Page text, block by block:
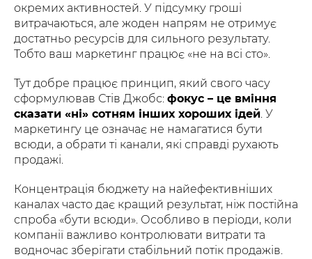
окремих активностей. У підсумку гроші
витрачаються, але жоден напрям не отримує
достатньо ресурсів для сильного результату.
Тобто ваш маркетинг працює «не на всі сто».
Тут добре працює принцип, який свого часу
сформулював Стів Джобс: фокус – це вміння
сказати «ні» сотням інших хороших ідей . У
маркетингу це означає не намагатися бути
всюди, а обрати ті канали, які справді рухають
продажі.
Концентрація бюджету на найефективніших
каналах часто дає кращий результат, ніж постійна
спроба «бути всюди». Особливо в періоди, коли
компанії важливо контролювати витрати та
водночас зберігати стабільний потік продажів.